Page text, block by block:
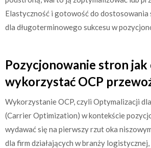
Elastyczność i gotowość do
dla długoterminowego sukcesu w
Pozycjonowanie stron
wykorzystać OCP
Wykorzystanie OCP, czyli Optymalizacji
(Carrier Optimization) w kontekście
wydawać się na pierwszy rzut oka
dla firm działających w branży